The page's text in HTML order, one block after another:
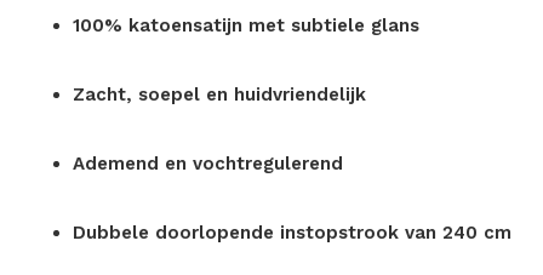
100% katoensatijn met subtiele glans
Zacht, soepel en huidvriendelijk
Ademend en vochtregulerend
Dubbele doorlopende instopstrook van 240 cm